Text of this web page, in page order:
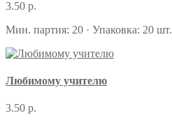
3.50 р.
Мин. партия: 20 · Упаковка: 20 шт.
Любимому учителю
3.50 р.